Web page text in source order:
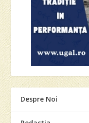
Despre Noi